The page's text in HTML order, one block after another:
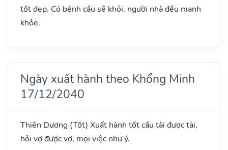
tốt đẹp. Có bệnh cầu sẽ khỏi, người nhà đều mạnh
khỏe.
Ngày xuất hành theo Khổng Minh
17/12/2040
Thiên Dương (Tốt) Xuất hành tốt cầu tài được tài,
hỏi vợ được vợ, mọi việc như ý.